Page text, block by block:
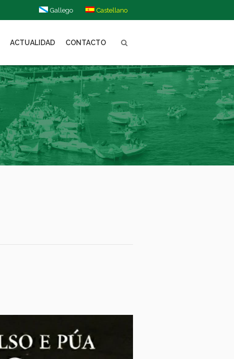
Gallego Castellano
ACTUALIDAD CONTACTO